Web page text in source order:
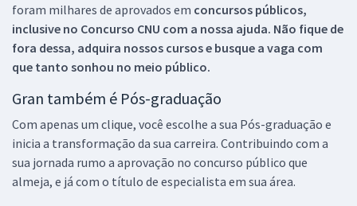
foram milhares de aprovados em concursos públicos,
inclusive no Concurso CNU com a nossa ajuda. Não fique de
fora dessa, adquira nossos cursos e busque a vaga com
que tanto sonhou no meio público.
Gran também é Pós-graduação
Com apenas um clique, você escolhe a sua Pós-graduação e
inicia a transformação da sua carreira. Contribuindo com a
sua jornada rumo a aprovação no concurso público que
almeja, e já com o título de especialista em sua área.